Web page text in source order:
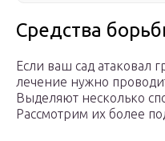
Средства
Если ваш сад атаковал
лечение нужно
Выделяют несколько
Рассмотрим их более